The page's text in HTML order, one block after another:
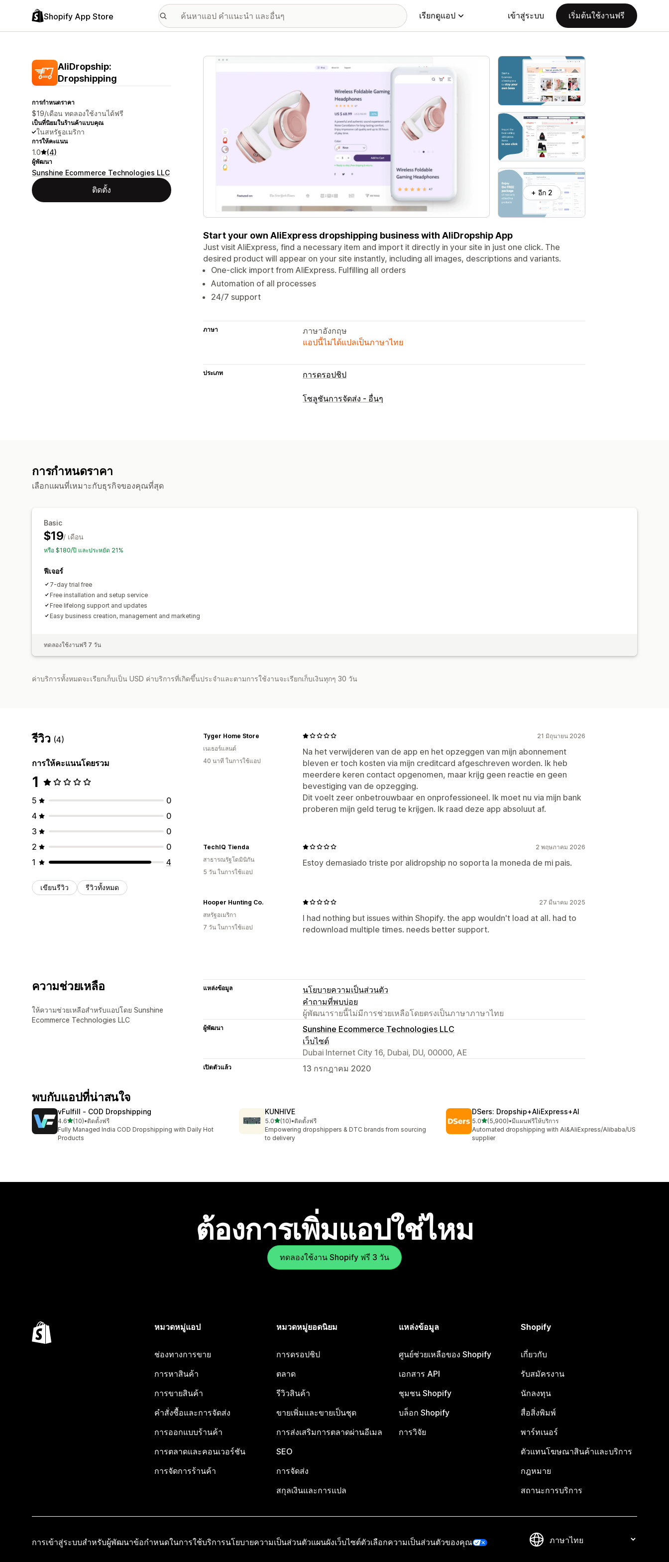
Shopify App Store เรียกดูแอป เข้าสู่ระบบ เริ่มต้นใช้งานฟรี
AliDropship:
Dropshipping
การกำหนดราคา
$19/เดือน ทดลองใช้งานได้ฟรี
เป็นที่นิยมในร้านค้าแบบคุณ
ในสหรัฐอเมริกา
การให้คะแนน
1.0 (4)
ผู้พัฒนา
Sunshine Ecommerce Technologies LLC
ติดตั้ง
แกลเลอรีรูปภาพที่แสดง
+ อีก 2
Start your own AliExpress dropshipping business with AliDropship App
Just visit AliExpress, find a necessary item and import it directly in your site in just one click. The
desired product will appear on your site instantly, including all images, descriptions and variants.
One-click import from AliExpress. Fulfilling all orders
Automation of all processes
24/7 support
ภาษา
ภาษาอังกฤษ
แอปนี้ไม่ได้แปลเป็นภาษาไทย
ประเภท การดรอปชิป
โซลูชันการจัดส่ง - อื่นๆ
การกำหนดราคา
เลือกแผนที่เหมาะกับธุรกิจของคุณที่สุด
Basic
$19/ เดือน
หรือ $180/ปี และประหยัด 21%
ฟีเจอร์
7-day trial free
Free installation and setup service
Free lifelong support and updates
Easy business creation, management and marketing
ทดลองใช้งานฟรี 7 วัน
ค่าบริการทั้งหมดจะเรียกเก็บเป็น USD ค่าบริการที่เกิดขึ้นประจำและตามการใช้งานจะเรียกเก็บเงินทุกๆ 30 วัน
รีวิว (4)
การให้คะแนนโดยรวม
1
5
0
4
0
3
0
2
0
1
4
เขียนรีวิว รีวิวทั้งหมด
21 มิถุนายน 2026
Na het verwijderen van de app en het opzeggen van mijn abonnement
bleven er toch kosten via mijn creditcard afgeschreven worden. Ik heb
meerdere keren contact opgenomen, maar krijg geen reactie en geen
bevestiging van de opzegging.
Dit voelt zeer onbetrouwbaar en onprofessioneel. Ik moet nu via mijn bank
proberen mijn geld terug te krijgen. Ik raad deze app absoluut af.
Tyger Home Store
เนเธอร์แลนด์
40 นาที ในการใช้แอป
2 พฤษภาคม 2026
Estoy demasiado triste por alidropship no soporta la moneda de mi pais.
TechIQ Tienda
สาธารณรัฐโดมินิกัน
5 วัน ในการใช้แอป
27 มีนาคม 2025
I had nothing but issues within Shopify. the app wouldn't load at all. had to
redownload multiple times. needs better support.
Hooper Hunting Co.
สหรัฐอเมริกา
7 วัน ในการใช้แอป
ความช่วยเหลือ
ให้ความช่วยเหลือสำหรับแอปโดย Sunshine
Ecommerce Technologies LLC
แหล่งข้อมูล
นโยบายความเป็นส่วนตัว
คำถามที่พบบ่อย
ผู้พัฒนารายนี้ไม่มีการช่วยเหลือโดยตรงเป็นภาษาภาษาไทย
ผู้พัฒนา
Sunshine Ecommerce Technologies LLC
เว็บไซต์
Dubai Internet City 16, Dubai, DU, 00000, AE
เปิดตัวแล้ว 13 กรกฎาคม 2020
พบกับแอปที่น่าสนใจ
vFulfill ‑ COD Dropshipping
4.6เต็ม 5 ดาว
(10)
ทั้งหมด 10 รีวิว
•ติดตั้งฟรี
Fully Managed India COD Dropshipping with Daily Hot
Products
KUNHIVE
5.0เต็ม 5 ดาว
(10)
ทั้งหมด 10 รีวิว
•ติดตั้งฟรี
Empowering dropshippers & DTC brands from sourcing
to delivery
DSers: Dropship+AliExpress+AI
5.0เต็ม 5 ดาว
(5,900)
ทั้งหมด 5900 รีวิว
•มีแผนฟรีให้บริการ
Automated dropshipping with AI&AliExpress/Alibaba/US
supplier
ต้องการเพิ่มแอปใช่ไหม
ทดลองใช้งาน Shopify ฟรี 3 วัน
หมวดหมู่แอป
ช่องทางการขาย
การหาสินค้า
การขายสินค้า
คำสั่งซื้อและการจัดส่ง
การออกแบบร้านค้า
การตลาดและคอนเวอร์ชัน
การจัดการร้านค้า
หมวดหมู่ยอดนิยม
การดรอปชิป
ตลาด
รีวิวสินค้า
ขายเพิ่มและขายเป็นชุด
การส่งเสริมการตลาดผ่านอีเมล
SEO
การจัดส่ง
สกุลเงินและการแปล
แหล่งข้อมูล
ศูนย์ช่วยเหลือของ Shopify
เอกสาร API
ชุมชน Shopify
บล็อก Shopify
การวิจัย
Shopify
เกี่ยวกับ
รับสมัครงาน
นักลงทุน
สื่อสิ่งพิมพ์
พาร์ทเนอร์
ตัวแทนโฆษณาสินค้าและบริการ
กฎหมาย
สถานะการบริการ
การเข้าสู่ระบบสำหรับผู้พัฒนาข้อกำหนดในการใช้บริการนโยบายความเป็นส่วนตัวแผนผังเว็บไซต์ตัวเลือกความเป็นส่วนตัวของคุณ